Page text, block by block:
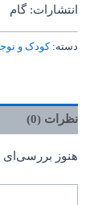
انتشارات: گام
دسته:کودک و
نظرات (0)
هنوز